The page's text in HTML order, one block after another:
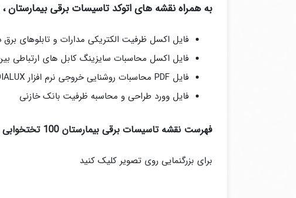
به همراه نقشه های اتوکد تاسیسات برقی بیمارستان
فایل اکسل ظرفیت الکتریکی مدارات و تابلوهای برق در 36
فایل اکسل محاسبات سایزینگ کابل های ارتباطی
فایل PDF محاسبات روشنایی خروجی نرم افزار DIALUX در 95 صفحه
فایل وورد طراحی و محاسبه ظرفیت بانک خازنی
فهرست نقشه تاسیسات برقی بیمارستان 100 تختخوابی
برای بزرگنمایی روی تصویر کلیک کنید